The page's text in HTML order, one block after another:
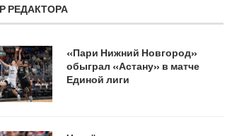
РЕДАКТОРА
«Пари Нижний Новгород»
обыграл «Астану» в матче
Единой лиги